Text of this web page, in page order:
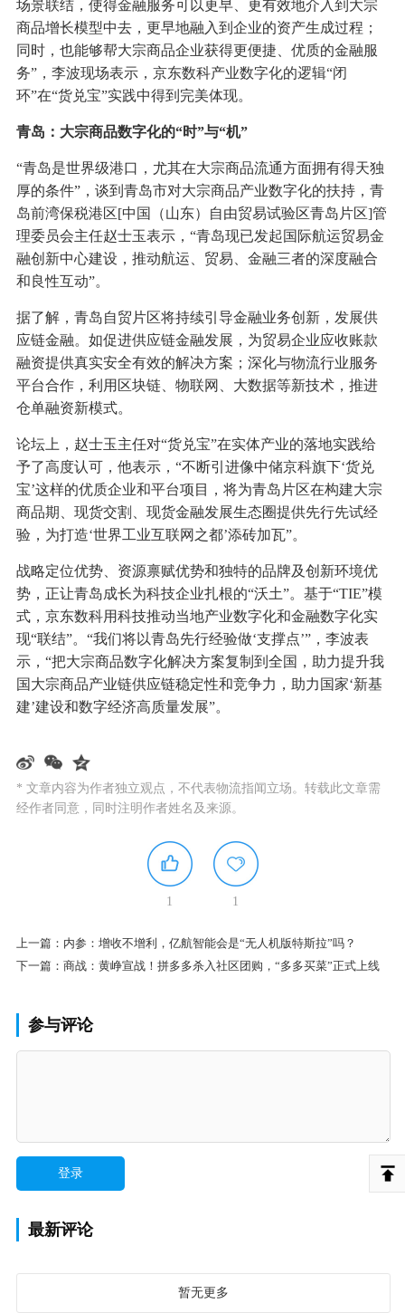
场景联结，使得金融服务可以更早、更有效地介入到大宗
商品增长模型中去，更早地融入到企业的资产生成过程；
同时，也能够帮大宗商品企业获得更便捷、优质的金融服
务”，李波现场表示，京东数科产业数字化的逻辑“闭
环”在“货兑宝”实践中得到完美体现。
青岛：大宗商品数字化的“时”与“机”
“青岛是世界级港口，尤其在大宗商品流通方面拥有得天独
厚的条件”，谈到青岛市对大宗商品产业数字化的扶持，青
岛前湾保税港区[中国（山东）自由贸易试验区青岛片区]管
理委员会主任赵士玉表示，“青岛现已发起国际航运贸易金
融创新中心建设，推动航运、贸易、金融三者的深度融合
和良性互动”。
据了解，青岛自贸片区将持续引导金融业务创新，发展供
应链金融。如促进供应链金融发展，为贸易企业应收账款
融资提供真实安全有效的解决方案；深化与物流行业服务
平台合作，利用区块链、物联网、大数据等新技术，推进
仓单融资新模式。
论坛上，赵士玉主任对“货兑宝”在实体产业的落地实践给
予了高度认可，他表示，“不断引进像中储京科旗下‘货兑
宝’这样的优质企业和平台项目，将为青岛片区在构建大宗
商品期、现货交割、现货金融发展生态圈提供先行先试经
验，为打造‘世界工业互联网之都’添砖加瓦”。
战略定位优势、资源禀赋优势和独特的品牌及创新环境优
势，正让青岛成长为科技企业扎根的“沃土”。基于“TIE”模
式，京东数科用科技推动当地产业数字化和金融数字化实
现“联结”。“我们将以青岛先行经验做‘支撑点’”，李波表
示，“把大宗商品数字化解决方案复制到全国，助力提升我
国大宗商品产业链供应链稳定性和竞争力，助力国家‘新基
建’建设和数字经济高质量发展”。
* 文章内容为作者独立观点，不代表物流指闻立场。转载此文章需
经作者同意，同时注明作者姓名及来源。
1 1
上一篇： 内参：增收不增利，亿航智能会是“无人机版特斯拉”吗？
下一篇： 商战：黄峥宣战！拼多多杀入社区团购，“多多买菜”正式上线
参与评论
最新评论
暂无更多